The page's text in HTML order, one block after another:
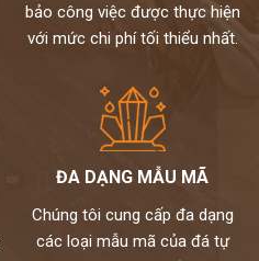
bảo công việc được thực hiện
với mức chi phí tối thiểu nhất.
ĐA DẠNG MẪU MÃ
Chúng tôi cung cấp đa dạng
các loại mẫu mã của đá tự